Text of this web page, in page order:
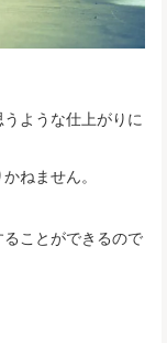
ような仕上がりに
ねません。
ことができるので